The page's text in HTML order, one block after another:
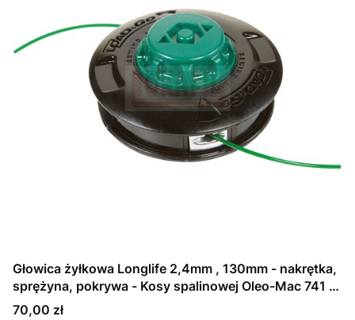
Głowica żyłkowa Longlife 2,4mm , 130mm - nakrętka,
sprężyna, pokrywa - Kosy spalinowej Oleo-Mac 741 -
schemat
Cena
70,00 zł